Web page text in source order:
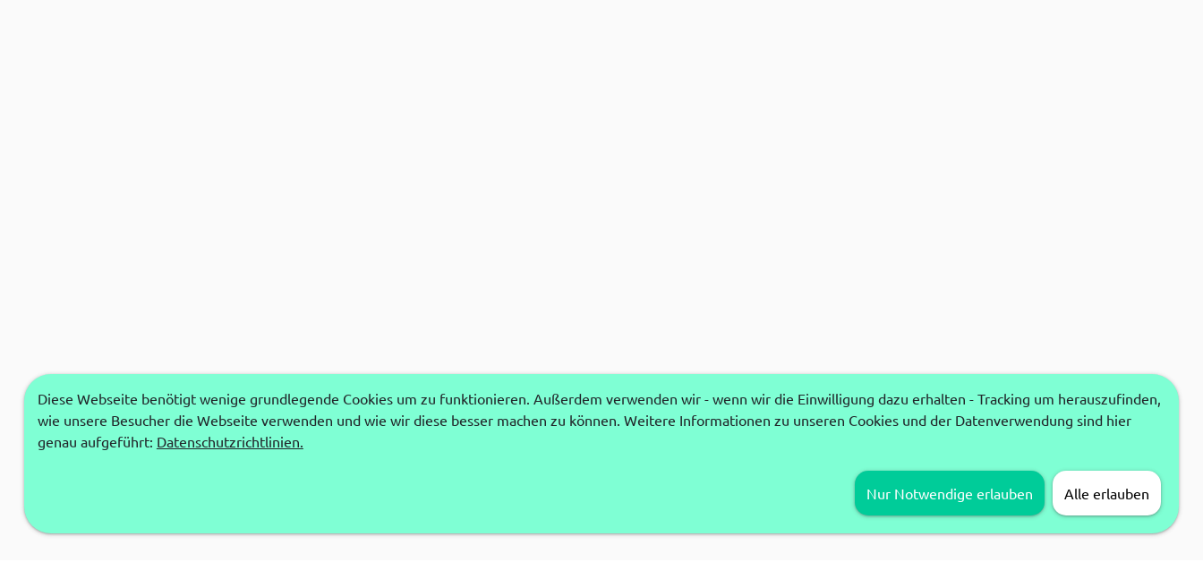
Diese Webseite benötigt wenige grundlegende Cookies um zu funktionieren. Außerdem verwenden wir - wenn wir die Einwilligung dazu erhalten - Tracking um herauszufinden,
wie unsere Besucher die Webseite verwenden und wie wir diese besser machen zu können. Weitere Informationen zu unseren Cookies und der Datenverwendung sind hier
genau aufgeführt: Datenschutzrichtlinien.
Nur Notwendige erlauben Alle erlauben